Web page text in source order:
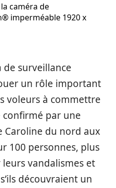
caméra de
imperméable 1920 x
de surveillance
un rôle important
voleurs à commettre
confirmé par une
Caroline du nord aux
100 personnes, plus
vandalismes et
découvraient un